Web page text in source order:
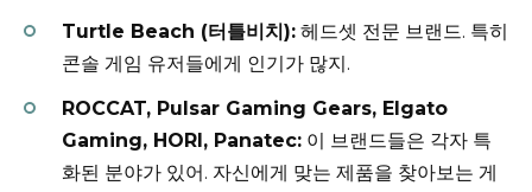
Turtle Beach (터틀비치): 헤드셋 전문 브랜드. 특히
콘솔 게임 유저들에게 인기가 많지.
ROCCAT, Pulsar Gaming Gears, Elgato
Gaming, HORI, Panatec: 이 브랜드들은 각자 특
화된 분야가 있어. 자신에게 맞는 제품을 찾아보는 게